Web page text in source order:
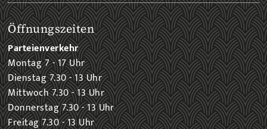
Öffnungszeiten
Parteienverkehr
Montag 7 - 17 Uhr
Dienstag 7.30 - 13 Uhr
Mittwoch 7.30 - 13 Uhr
Donnerstag 7.30 - 13 Uhr
Freitag 7.30 - 13 Uhr